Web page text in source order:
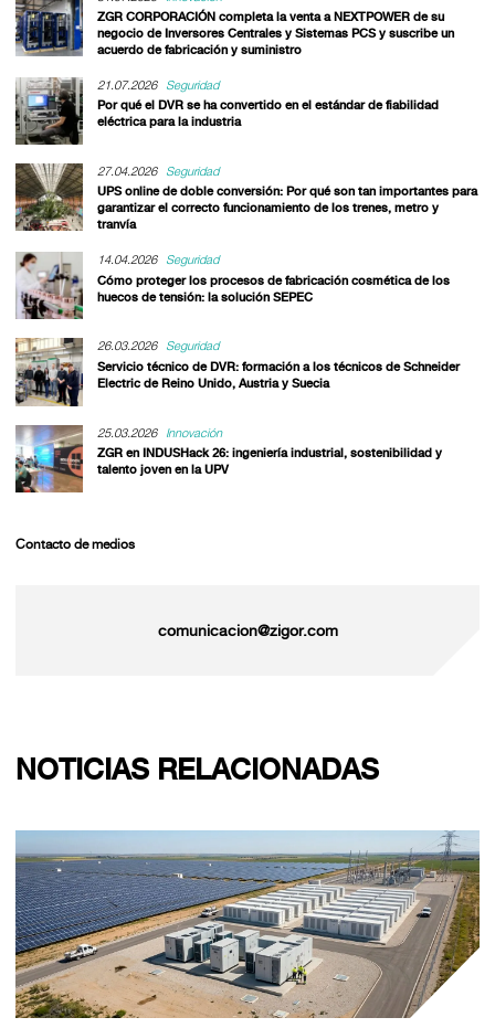
ZGR CORPORACIÓN completa la venta a NEXTPOWER de su
negocio de Inversores Centrales y Sistemas PCS y suscribe un
acuerdo de fabricación y suministro
21.07.2026
Seguridad
Por qué el DVR se ha convertido en el estándar de fiabilidad
eléctrica para la industria
27.04.2026
Seguridad
UPS online de doble conversión: Por qué son tan importantes para
garantizar el correcto funcionamiento de los trenes, metro y
tranvía
14.04.2026
Seguridad
Cómo proteger los procesos de fabricación cosmética de los
huecos de tensión: la solución SEPEC
26.03.2026
Seguridad
Servicio técnico de DVR: formación a los técnicos de Schneider
Electric de Reino Unido, Austria y Suecia
25.03.2026
Innovación
ZGR en INDUSHack 26: ingeniería industrial, sostenibilidad y
talento joven en la UPV
Contacto de medios
comunicacion@zigor.com
NOTICIAS RELACIONADAS